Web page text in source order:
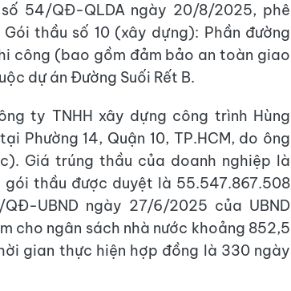
54/QĐ-QLDA ngày 20/8/2025, phê
thầu số 10 (xây dựng): Phần đường
công (bao gồm đảm bảo an toàn giao
dự án Đường Suối Rết B.
ty TNHH xây dựng công trình Hùng
Phường 14, Quận 10, TP.HCM, do ông
Giá trúng thầu của doanh nghiệp là
thầu được duyệt là 55.547.867.508
UBND ngày 27/6/2025 của UBND
cho ngân sách nhà nước khoảng 852,5
gian thực hiện hợp đồng là 330 ngày